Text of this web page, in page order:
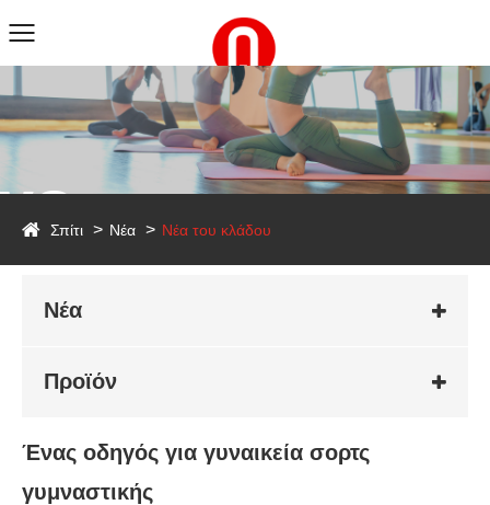
Σπίτι Νέα Νέα του κλάδου
Νέα
Προϊόν
Ένας οδηγός για γυναικεία σορτς
γυμναστικής